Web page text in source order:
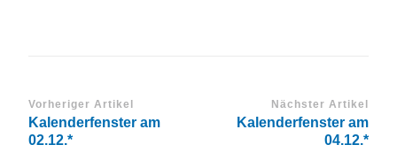
Vorheriger Artikel
Kalenderfenster am
02.12.*
Nächster Artikel
Kalenderfenster am
04.12.*